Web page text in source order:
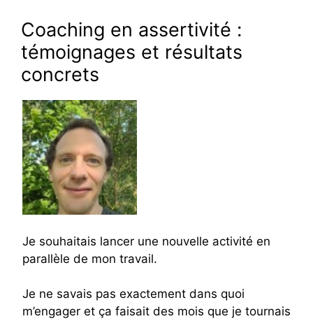
Coaching en assertivité :
témoignages et résultats
concrets
Je souhaitais lancer une nouvelle activité en
parallèle de mon travail.
Je ne savais pas exactement dans quoi
m’engager et ça faisait des mois que je tournais